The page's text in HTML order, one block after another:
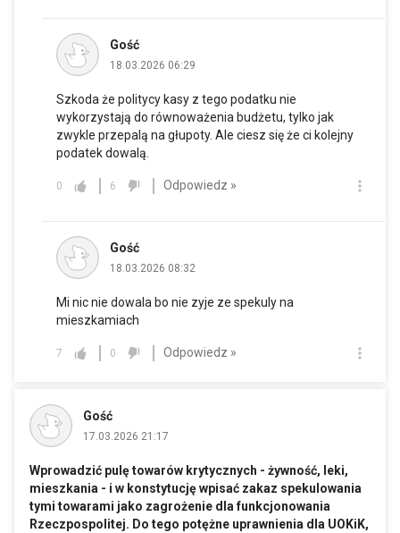
Gość
18.03.2026 06:29
Szkoda że politycy kasy z tego podatku nie
wykorzystają do równoważenia budżetu, tylko jak
zwykle przepalą na głupoty. Ale ciesz się że ci kolejny
podatek dowalą.
0 6 Odpowiedz »
Gość
18.03.2026 08:32
Mi nic nie dowala bo nie zyje ze spekuly na
mieszkamiach
7 0 Odpowiedz »
Gość
17.03.2026 21:17
Wprowadzić pulę towarów krytycznych - żywność, leki,
mieszkania - i w konstytucję wpisać zakaz spekulowania
tymi towarami jako zagrożenie dla funkcjonowania
Rzeczpospolitej. Do tego potężne uprawnienia dla UOKiK,